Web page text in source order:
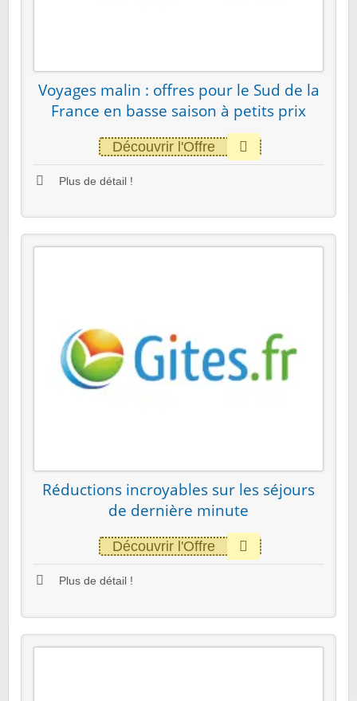
Voyages malin : offres pour le Sud de la
France en basse saison à petits prix
Découvrir l'Offre
Plus de détail !
Réductions incroyables sur les séjours
de dernière minute
Découvrir l'Offre
Plus de détail !